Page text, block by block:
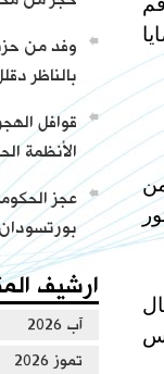
رئيس الوزراء وعضوية الوزارات ذات الصلة وقادة الأجهزة النظامية و6 من
وفد من
بالناظر
قوافل
الأنظمة
عجز
ارشيف
آب 2026
تموز 2026